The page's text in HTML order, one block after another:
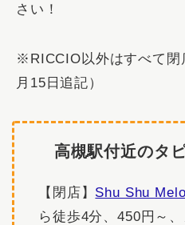
さい！
※RICCIO以外はすべて閉
月15日追記）
高槻駅付近のタ
【閉店】 Shu Shu
ら徒歩4分、450円～